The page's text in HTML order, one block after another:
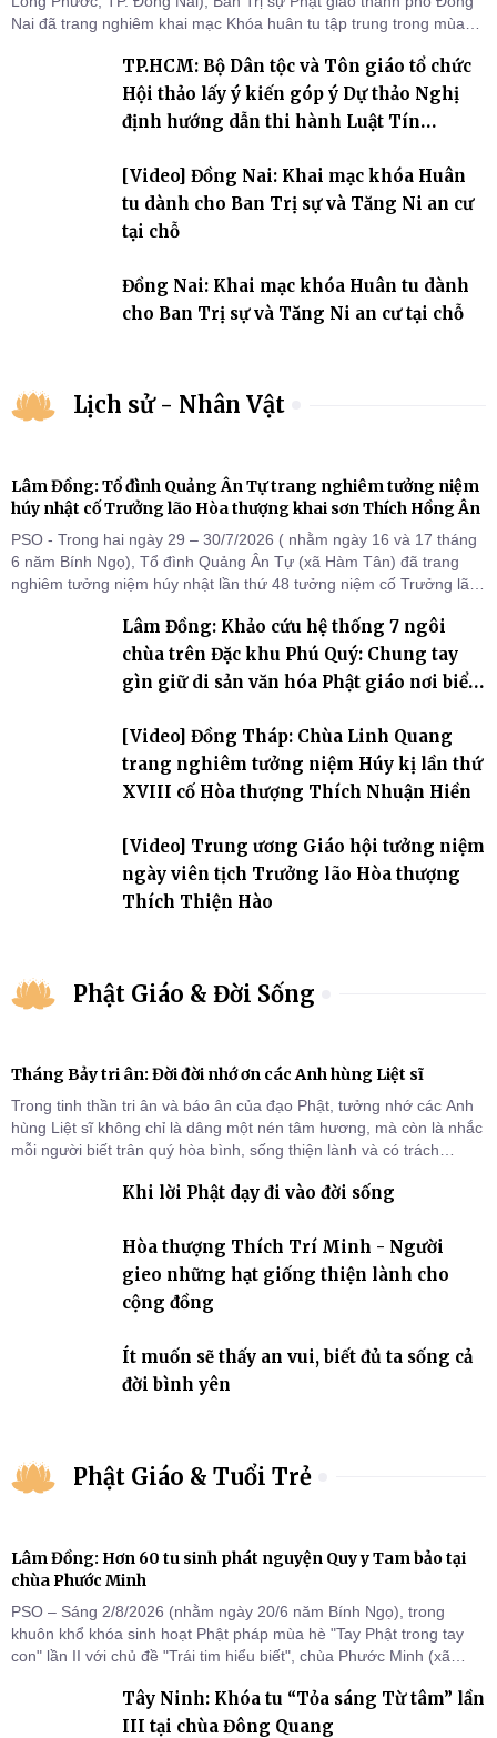
Nai đã trang nghiêm khai mạc Khóa huân tu tập trung trong mùa
chỗ khu vực VII, VIII và trường hạ chùa Quốc Ân Khải Tường.
TP.HCM: Bộ Dân tộc và Tôn giáo tổ chức
Hội thảo lấy ý kiến góp ý Dự thảo Nghị
định hướng dẫn thi hành Luật Tín
[Video] Đồng Nai: Khai mạc khóa Huân
tu dành cho Ban Trị sự và Tăng Ni an cư
tại chỗ
Đồng Nai: Khai mạc khóa Huân tu dành
cho Ban Trị sự và Tăng Ni an cư tại chỗ
Lịch sử - Nhân Vật
Lâm Đồng: Tổ đình Quảng Ân Tự trang nghiêm tưởng niệm
húy nhật cố Trưởng lão Hòa thượng khai sơn Thích Hồng Ân
PSO - Trong hai ngày 29 – 30/7/2026 ( nhằm ngày 16 và 17 tháng
6 năm Bính Ngọ), Tổ đình Quảng Ân Tự (xã Hàm Tân) đã trang
nghiêm tưởng niệm húy nhật lần thứ 48 tưởng niệm cố Trưởng lão
Chư Tôn đức Tăng Ni, môn đồ pháp quyến cùng đông đảo thiện tín
Phật tử đã đồng vân tập về đạo tràng, th
Lâm Đồng: Khảo cứu hệ thống 7 ngôi
chùa trên Đặc khu Phú Quý: Chung tay
gìn giữ di sản văn hóa Phật giáo nơi biển
[Video] Đồng Tháp: Chùa Linh Quang
trang nghiêm tưởng niệm Húy kị lần thứ
XVIII cố Hòa thượng Thích Nhuận Hiền
[Video] Trung ương Giáo hội tưởng niệm
ngày viên tịch Trưởng lão Hòa thượng
Thích Thiện Hào
Phật Giáo & Đời Sống
Tháng Bảy tri ân: Đời đời nhớ ơn các Anh hùng Liệt sĩ
Trong tinh thần tri ân và báo ân của đạo Phật, tưởng nhớ các Anh
hùng Liệt sĩ không chỉ là dâng một nén tâm hương, mà còn là nhắc
mỗi người biết trân quý hòa bình, sống thiện lành và có trách
Khi lời Phật dạy đi vào đời sống
Hòa thượng Thích Trí Minh - Người
gieo những hạt giống thiện lành cho
cộng đồng
Ít muốn sẽ thấy an vui, biết đủ ta sống cả
đời bình yên
Phật Giáo & Tuổi Trẻ
Lâm Đồng: Hơn 60 tu sinh phát nguyện Quy y Tam bảo tại
chùa Phước Minh
PSO – Sáng 2/8/2026 (nhằm ngày 20/6 năm Bính Ngọ), trong
khuôn khổ khóa sinh hoạt Phật pháp mùa hè "Tay Phật trong tay
con" lần II với chủ đề "Trái tim hiểu biết", chùa Phước Minh (xã
cho hơn 60 tu sinh.Tây Ninh: Khóa tu “Tỏa sáng Từ tâm” lần
III tại chùa Đông Quang